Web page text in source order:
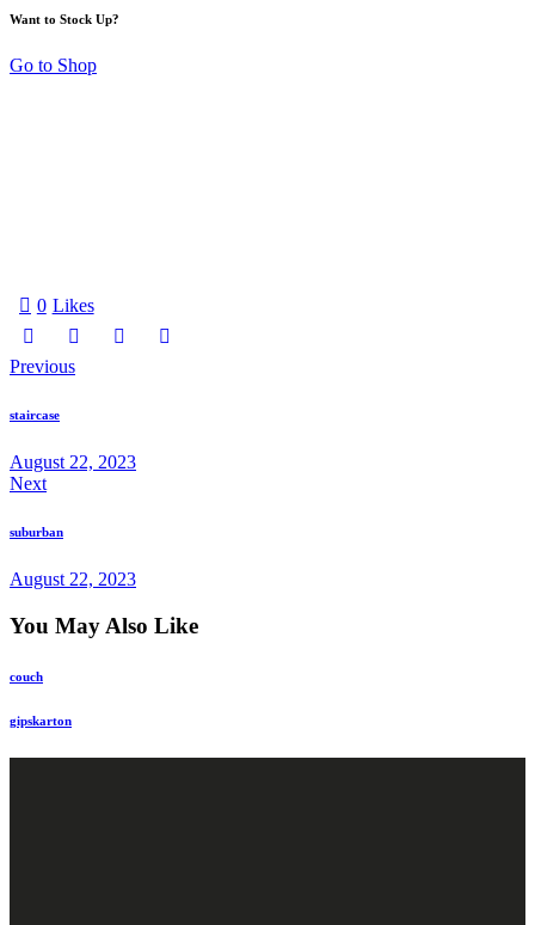
Want to Stock Up?
Go to Shop
0 Likes
Previous
staircase
August 22, 2023
Next
suburban
August 22, 2023
You May Also Like
couch
gipskarton